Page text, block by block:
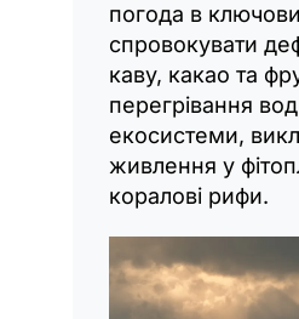
погода в
спровокувати
каву, какао та
перегрівання
екосистеми,
живлення у
коралові рифи.